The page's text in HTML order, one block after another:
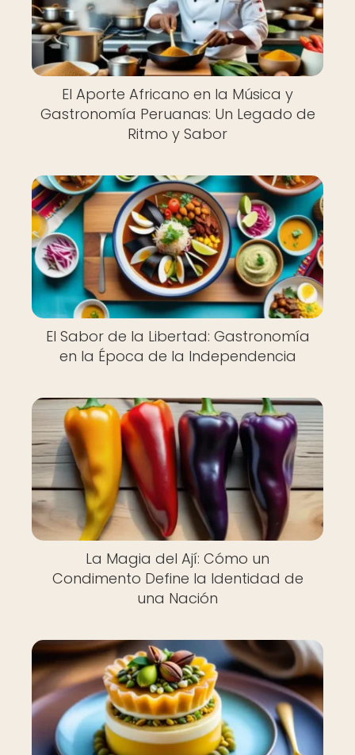
El Aporte Africano en la Música y
Gastronomía Peruanas: Un Legado de
Ritmo y Sabor
El Sabor de la Libertad: Gastronomía
en la Época de la Independencia
La Magia del Ají: Cómo un
Condimento Define la Identidad de
una Nación